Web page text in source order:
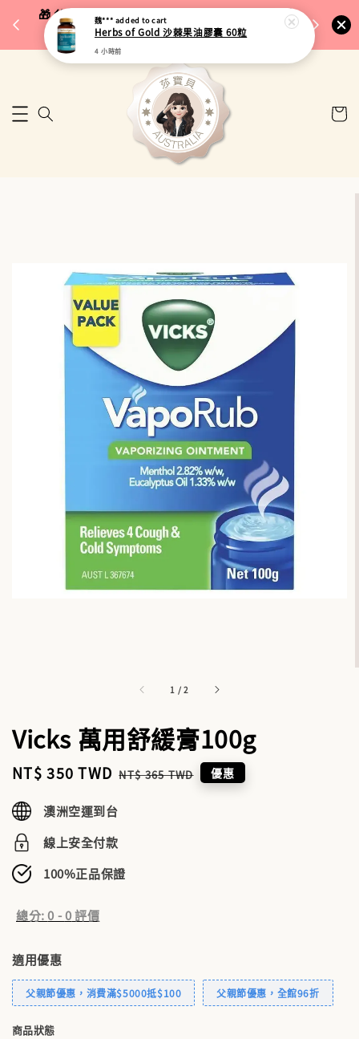
🎁 父親節限定｜全館96折・指定品牌88折｜滿
$5,000再折$100
🚚 台
1 /2
Vicks 萬用舒緩膏100g
Sale
NT$ 350 TWD Regular
NT$ 365 TWD 優惠
澳洲空運到台
線上安全付款
100%正品保證
總分:0 -0評價
適用優惠
父親節優惠，消費滿$5000抵$100 父親節優惠，全館96折
商品狀態
魏*** added to cart
Herbs of Gold 沙棘果油膠囊 60粒
4 小時前